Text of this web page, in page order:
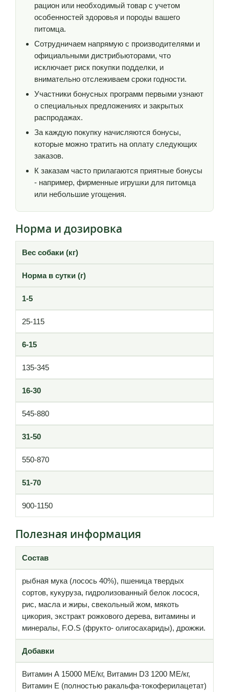
рацион или необходимый товар с учетом
особенностей здоровья и породы вашего
питомца.
Сотрудничаем напрямую с производителями и
официальными дистрибьюторами, что
исключает риск покупки подделки, и
внимательно отслеживаем сроки годности.
Участники бонусных программ первыми узнают
о специальных предложениях и закрытых
распродажах.
За каждую покупку начисляются бонусы,
которые можно тратить на оплату следующих
заказов.
К заказам часто прилагаются приятные бонусы
- например, фирменные игрушки для питомца
или небольшие угощения.
Норма и дозировка
Вес собаки (кг)
Норма в сутки (г)
1-5
25-115
6-15
135-345
16-30
545-880
31-50
550-870
51-70
900-1150
Полезная информация
Состав
рыбная мука (лосось 40%), пшеница твердых
сортов, кукуруза, гидролизованный белок лосося,
рис, масла и жиры, свекольный жом, мякоть
цикория, экстракт рожкового дерева, витамины и
минералы, F.O.S (фрукто- олигосахариды), дрожжи.
Добавки
Витамин А 15000 МЕ/кг, Витамин D3 1200 МЕ/кг,
Витамин Е (полностью ракальфа-токоферилацетат)